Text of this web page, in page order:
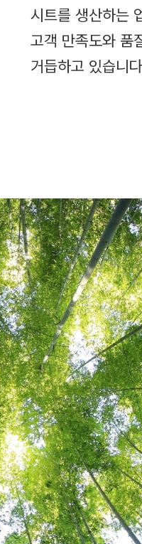
시트를 생산하는
고객 만족도와 품
거듭하고 있습니